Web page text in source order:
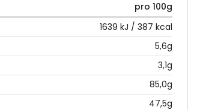
pro 100g
1639 kJ / 387 kcal
5,6g
3,1g
85,0g
47,5g